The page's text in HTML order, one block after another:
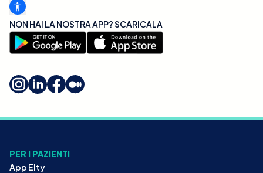
NON HAI LA NOSTRA APP? SCARICALA
PER I PAZIENTI
App Elty